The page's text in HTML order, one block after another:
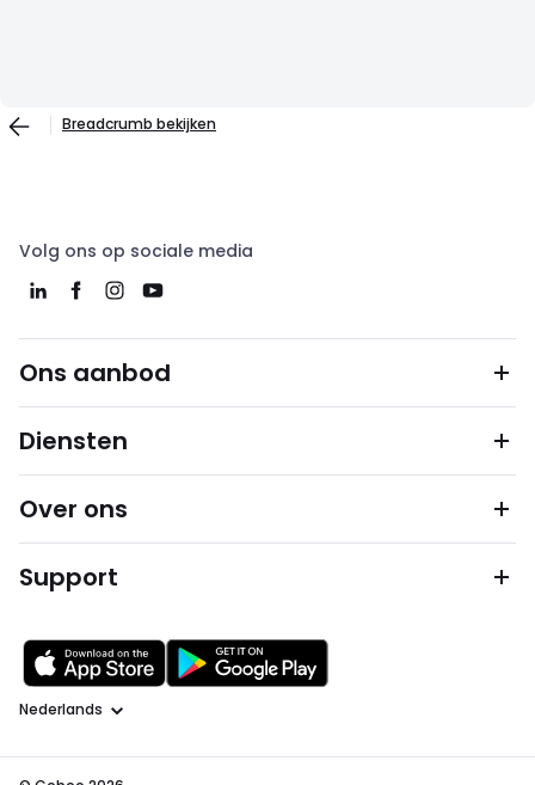
Breadcrumb bekijken
Volg ons op sociale media
Ons aanbod
Diensten
Over ons
Support
Taal